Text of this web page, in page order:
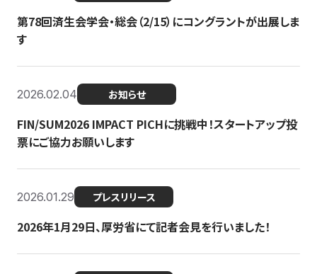
第78回済生会学会・総会（2/15）にコングラントが出展しま
す
2026.02.04 お知らせ
FIN/SUM2026 IMPACT PICHに挑戦中！スタートアップ投
票にご協力お願いします
2026.01.29 プレスリリース
2026年1月29日、厚労省にて記者会見を行いました！